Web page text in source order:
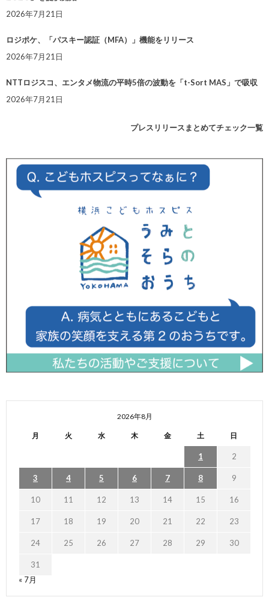
2026年7月21日
ロジポケ、「パスキー認証（MFA）」機能をリリース
2026年7月21日
NTTロジスコ、エンタメ物流の平時5倍の波動を「t-Sort MAS」で吸収
2026年7月21日
プレスリリースまとめてチェック一覧
2026年8月
月 火 水 木 金 土 日
1 2
3 4 5 6 7 8 9
10 11 12 13 14 15 16
17 18 19 20 21 22 23
24 25 26 27 28 29 30
31
« 7月